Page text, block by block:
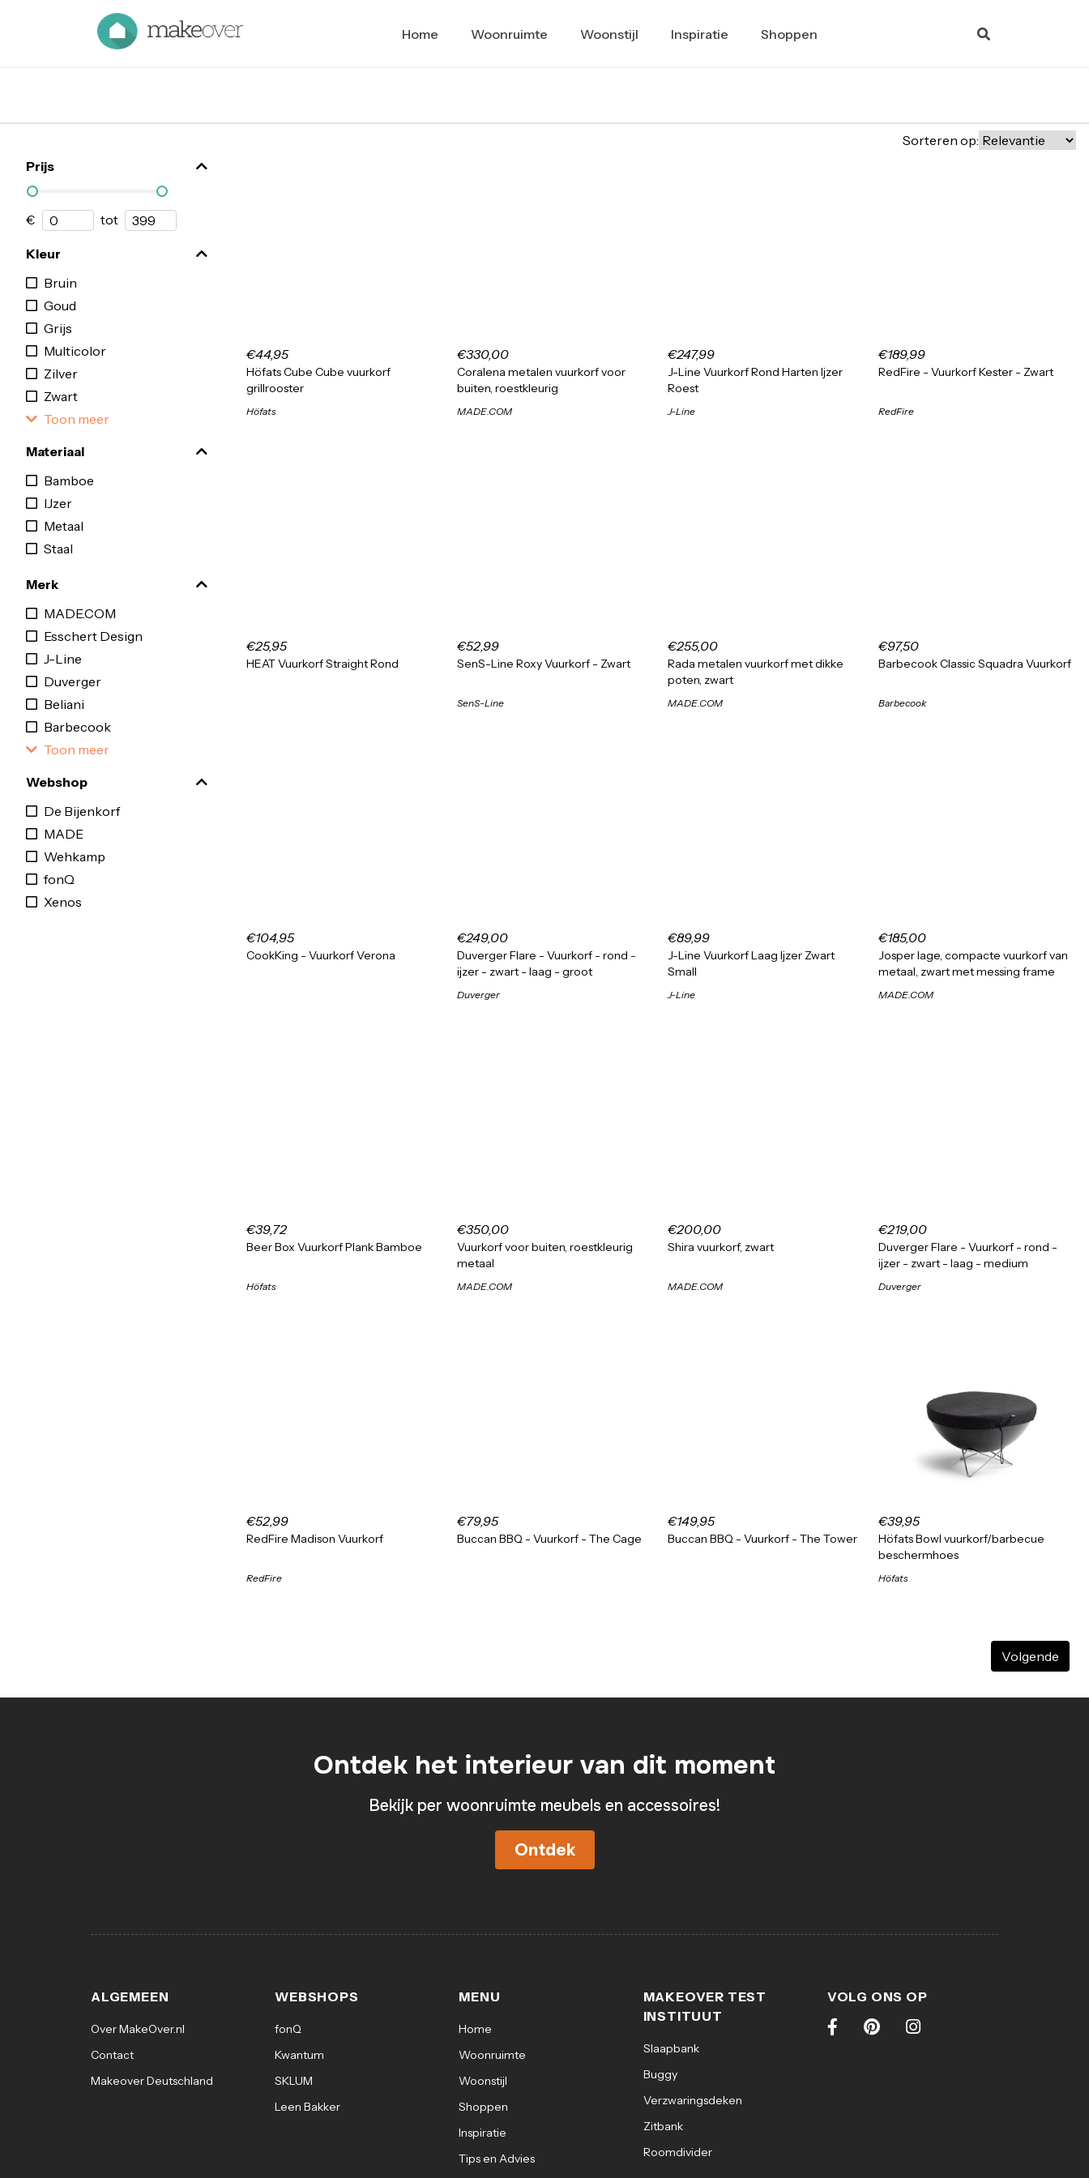
Home Woonruimte Woonstijl Inspiratie Shoppen
Prijs
€ tot
Kleur
Bruin
Goud
Grijs
Multicolor
Zilver
Zwart
Toon meer
Materiaal
Bamboe
IJzer
Metaal
Staal
Merk
MADE.COM
Esschert Design
J-Line
Duverger
Beliani
Barbecook
Toon meer
Webshop
De Bijenkorf
MADE
Wehkamp
fonQ
Xenos
Sorteren op:
€44,95
Höfats Cube Cube vuurkorf
grillrooster
Höfats
€330,00
Coralena metalen vuurkorf voor
buiten, roestkleurig
MADE.COM
€247,99
J-Line Vuurkorf Rond Harten Ijzer
Roest
J-Line
€189,99
RedFire - Vuurkorf Kester - Zwart
RedFire
€25,95
HEAT Vuurkorf Straight Rond
€52,99
SenS-Line Roxy Vuurkorf - Zwart
SenS-Line
€255,00
Rada metalen vuurkorf met dikke
poten, zwart
MADE.COM
€97,50
Barbecook Classic Squadra Vuurkorf
Barbecook
€104,95
CookKing - Vuurkorf Verona
€249,00
Duverger Flare - Vuurkorf - rond -
ijzer - zwart - laag - groot
Duverger
€89,99
J-Line Vuurkorf Laag Ijzer Zwart
Small
J-Line
€185,00
Josper lage, compacte vuurkorf van
metaal, zwart met messing frame
MADE.COM
€39,72
Beer Box Vuurkorf Plank Bamboe
Höfats
€350,00
Vuurkorf voor buiten, roestkleurig
metaal
MADE.COM
€200,00
Shira vuurkorf, zwart
MADE.COM
€219,00
Duverger Flare - Vuurkorf - rond -
ijzer - zwart - laag - medium
Duverger
€52,99
RedFire Madison Vuurkorf
RedFire
€79,95
Buccan BBQ - Vuurkorf - The Cage
€149,95
Buccan BBQ - Vuurkorf - The Tower
€39,95
Höfats Bowl vuurkorf/barbecue
beschermhoes
Höfats
Volgende
Ontdek het interieur van dit moment
Bekijk per woonruimte meubels en accessoires!
Ontdek
ALGEMEEN
Over MakeOver.nl
Contact
Makeover Deutschland
WEBSHOPS
fonQ
Kwantum
SKLUM
Leen Bakker
MENU
Home
Woonruimte
Woonstijl
Shoppen
Inspiratie
Tips en Advies
MAKEOVER TEST
INSTITUUT
Slaapbank
Buggy
Verzwaringsdeken
Zitbank
Roomdivider
VOLG ONS OP